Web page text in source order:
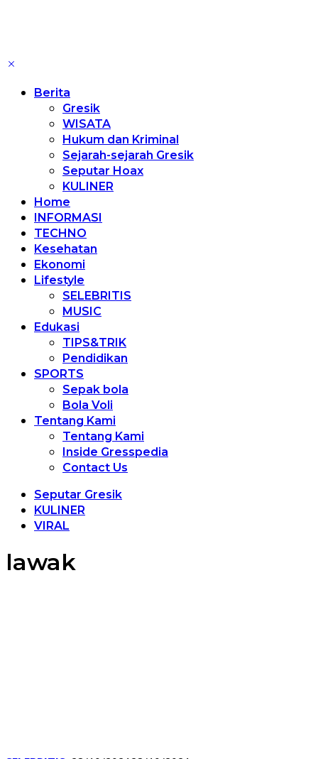
Berita
Gresik
WISATA
Hukum dan Kriminal
Sejarah-sejarah Gresik
Seputar Hoax
KULINER
Home
INFORMASI
TECHNO
Kesehatan
Ekonomi
Lifestyle
SELEBRITIS
MUSIC
Edukasi
TIPS&TRIK
Pendidikan
SPORTS
Sepak bola
Bola Voli
Tentang Kami
Tentang Kami
Inside Gresspedia
Contact Us
Seputar Gresik
KULINER
VIRAL
lawak